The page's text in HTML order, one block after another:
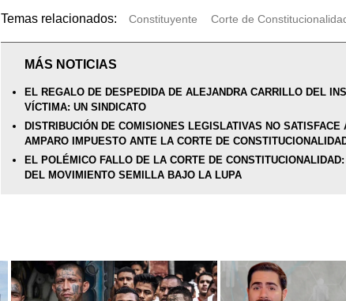
Temas relacionados: Constituyente Corte de
MÁS NOTICIAS
EL REGALO DE DESPEDIDA DE ALEJANDRA CARRILLO DEL
VÍCTIMA: UN SINDICATO
DISTRIBUCIÓN DE COMISIONES LEGISLATIVAS NO SATISFACE
AMPARO IMPUESTO ANTE LA CORTE DE
EL POLÉMICO FALLO DE LA CORTE DE
DEL MOVIMIENTO SEMILLA BAJO LA LUPA